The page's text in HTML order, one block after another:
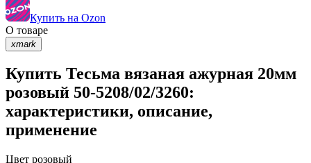
Купить на Ozon
О товаре
xmark
Купить Тесьма вязаная ажурная 20мм
розовый 50-5208/02/3260:
характеристики, описание,
применение
Цвет розовый